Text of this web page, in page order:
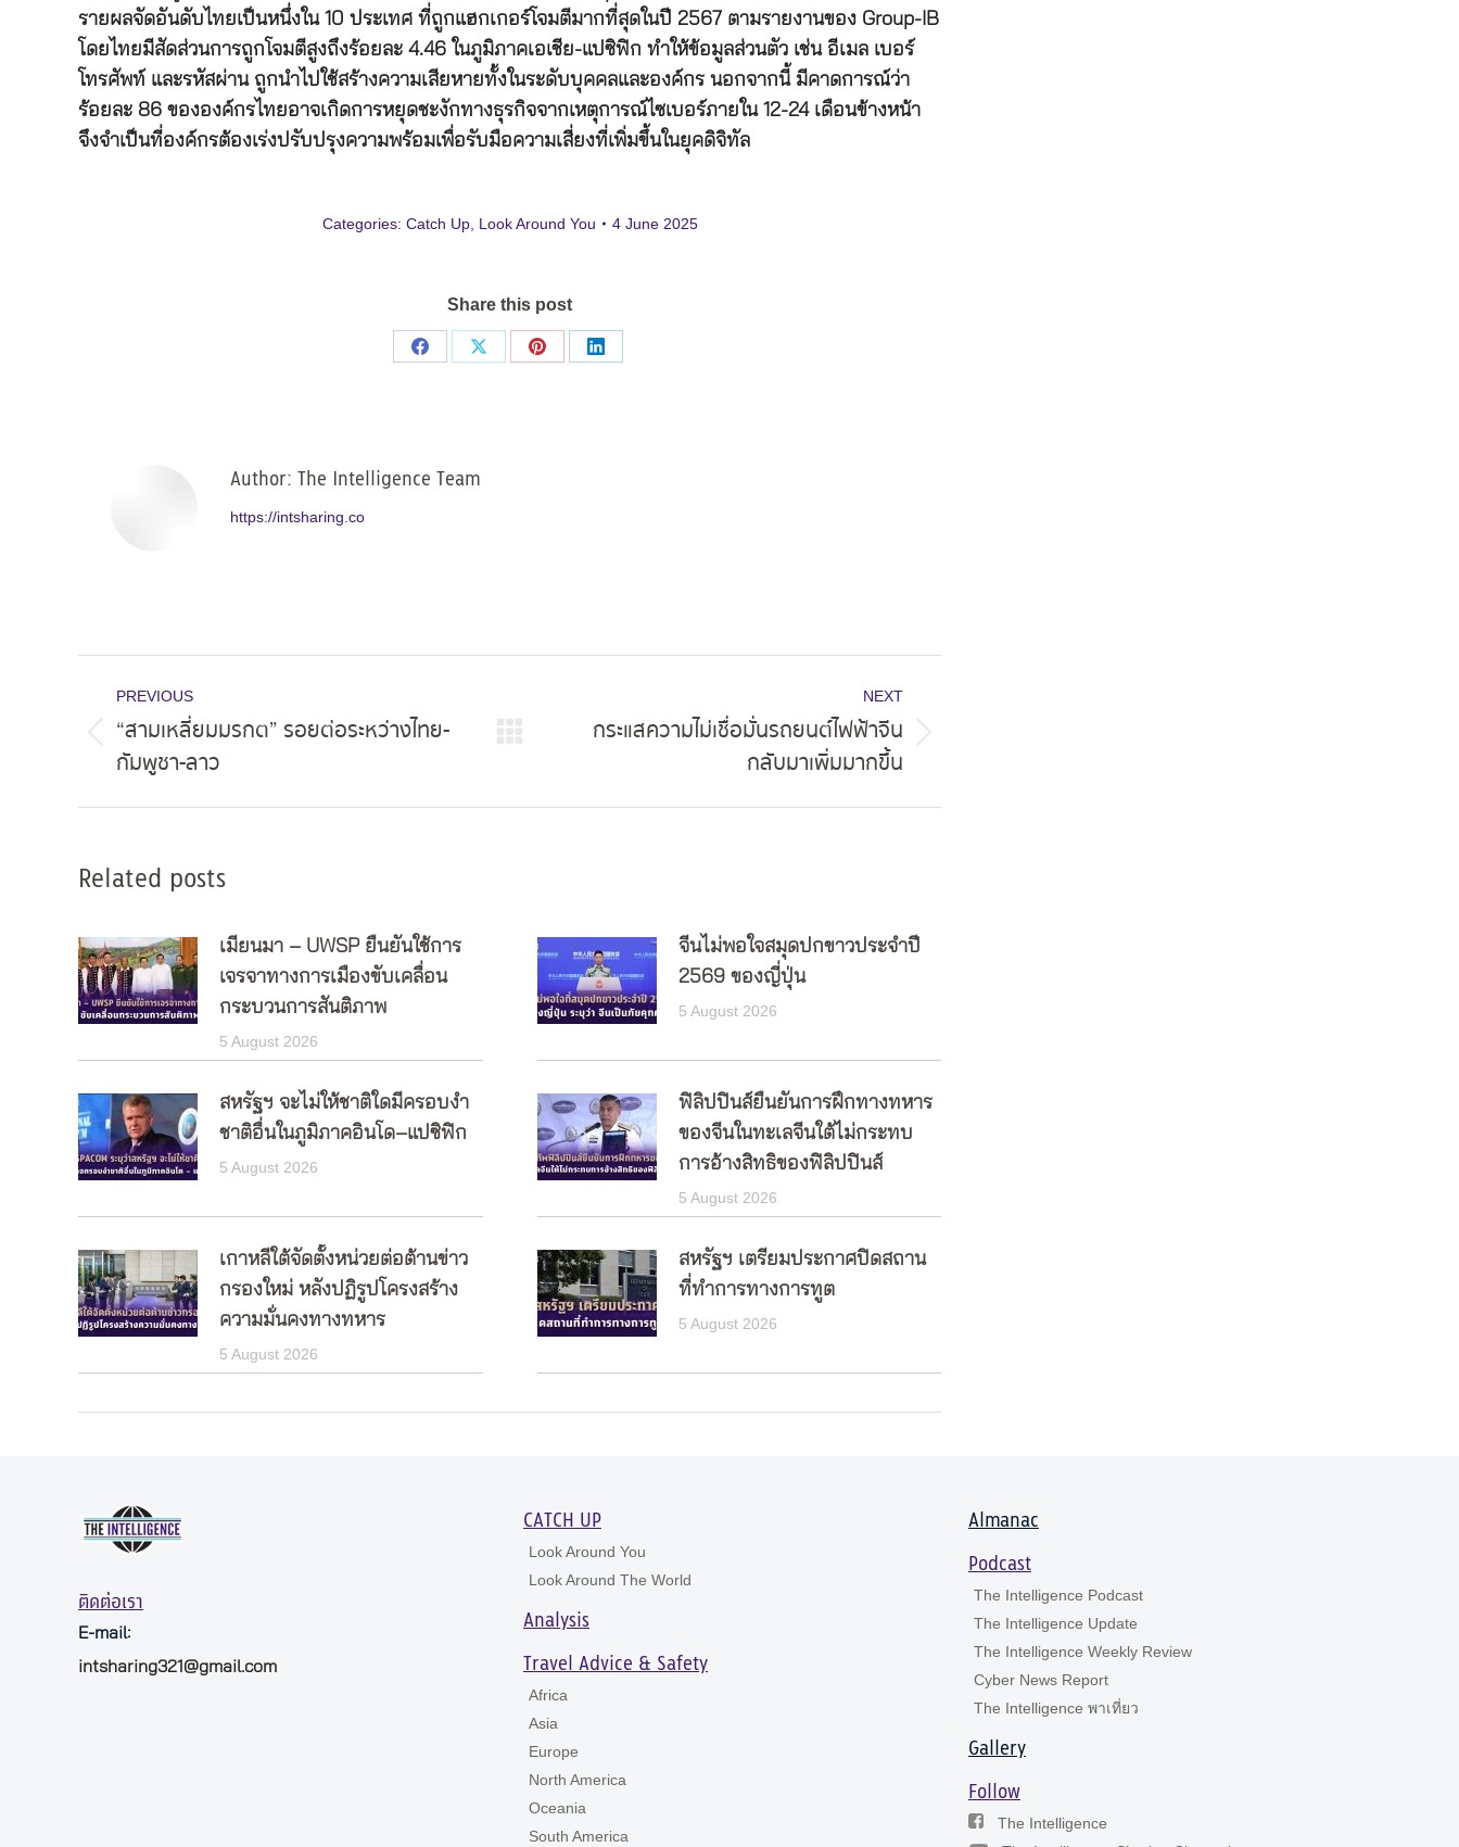
รายผลจัดอันดับไทยเป็นหนึ่งใน 10 ประเทศ ที่ถูกแฮกเกอร์โจมตีมากที่สุดในปี 2567 ตามรายงานของ Group-IB
โดยไทยมีสัดส่วนการถูกโจมตีสูงถึงร้อยละ 4.46 ในภูมิภาคเอเชีย-แปซิฟิก ทำให้ข้อมูลส่วนตัว เช่น อีเมล เบอร์
โทรศัพท์ และรหัสผ่าน ถูกนำไปใช้สร้างความเสียหายทั้งในระดับบุคคลและองค์กร นอกจากนี้ มีคาดการณ์ว่า
ร้อยละ 86 ขององค์กรไทยอาจเกิดการหยุดชะงักทางธุรกิจจากเหตุการณ์ไซเบอร์ภายใน 12-24 เดือนข้างหน้า
จึงจำเป็นที่องค์กรต้องเร่งปรับปรุงความพร้อมเพื่อรับมือความเสี่ยงที่เพิ่มขึ้นในยุคดิจิทัล
Categories: Catch Up, Look Around You 4 June 2025
Share this post
Share
Share
Share
Share
Author: The Intelligence Team
https://intsharing.co
navigation
PREVIOUS
post:
“สามเหลี่ยมมรกต” รอยต่อระหว่างไทย-
กัมพูชา-ลาว
NEXT
กระแสความไม่เชื่อมั่นรถยนต์ไฟฟ้าจีน
กลับมาเพิ่มมากขึ้น
Related posts
เมียนมา – UWSP ยืนยันใช้การ
เจรจาทางการเมืองขับเคลื่อน
กระบวนการสันติภาพ
5 August 2026
จีนไม่พอใจสมุดปกขาวประจำปี
2569 ของญี่ปุ่น
5 August 2026
สหรัฐฯ จะไม่ให้ชาติใดมีครอบงำ
ชาติอื่นในภูมิภาคอินโด–แปซิฟิก
5 August 2026
ฟิลิปปินส์ยืนยันการฝึกทางทหาร
ของจีนในทะเลจีนใต้ไม่กระทบ
การอ้างสิทธิของฟิลิปปินส์
5 August 2026
เกาหลีใต้จัดตั้งหน่วยต่อต้านข่าว
กรองใหม่ หลังปฏิรูปโครงสร้าง
ความมั่นคงทางทหาร
5 August 2026
สหรัฐฯ เตรียมประกาศปิดสถาน
ที่ทำการทางการทูต
5 August 2026
ติดต่อเรา
E-mail:
intsharing321@gmail.com
CATCH UP
Look Around You
Look Around The World
Analysis
Travel Advice & Safety
Africa
Asia
Europe
North America
Oceania
South America
Almanac
Podcast
The Intelligence Podcast
The Intelligence Update
The Intelligence Weekly Review
Cyber News Report
The Intelligence พาเที่ยว
Gallery
Follow
The Intelligence